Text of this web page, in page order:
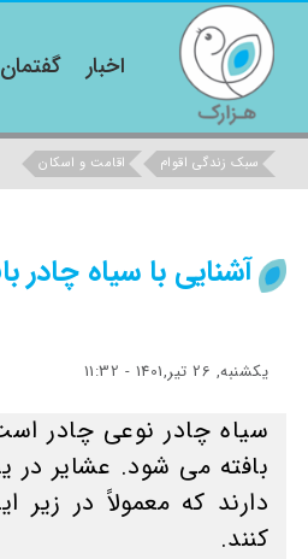
اخبار گفتمان
سبک زندگی اقوام اقامت و اسکان
آشنایی با سیاه چادر
یکشنبه, 26 تیر,1401 - 11:32
سیاه‌ چادر نوعی چادر
بافته می شود. عشایر در
دارند که معمولاً در
کنند.